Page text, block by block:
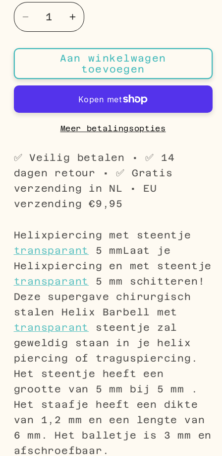
Aantal
verlagen
voor
Transparante
5mm
Helix
piercing
Aantal
verhogen
voor
Transparante
5mm
Helix
Piercing
piercing
Aan winkelwagen
toevoegen
Meer betalingsopties
✅ Veilig betalen • ✅ 14
dagen retour • ✅ Gratis
verzending in NL • EU
verzending €9,95
Helixpiercing met steentje
transparant
5 mmLaat je
Helixpiercing en met steentje
transparant
5 mm schitteren!
Deze supergave chirurgisch
stalen Helix Barbell met
transparant
steentje zal
geweldig staan in je helix
piercing of traguspiercing.
Het steentje heeft een
grootte van 5 mm bij 5 mm .
Het staafje heeft een dikte
van 1,2 mm en een lengte van
6 mm. Het balletje is 3 mm en
afschroefbaar.